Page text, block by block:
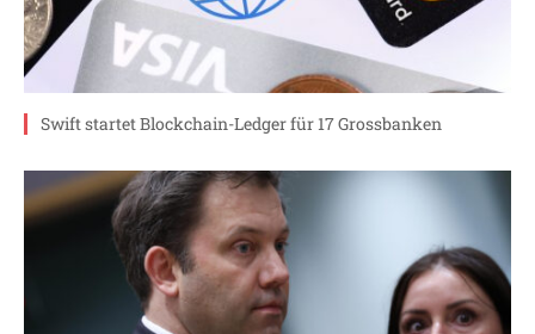
Swift startet Blockchain-Ledger für 17 Grossbanken